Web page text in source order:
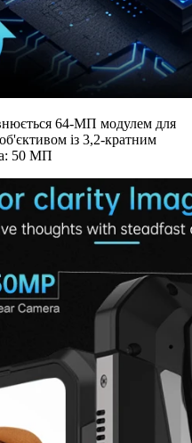
64-МП модулем для
із 3,2-кратним
50 МП